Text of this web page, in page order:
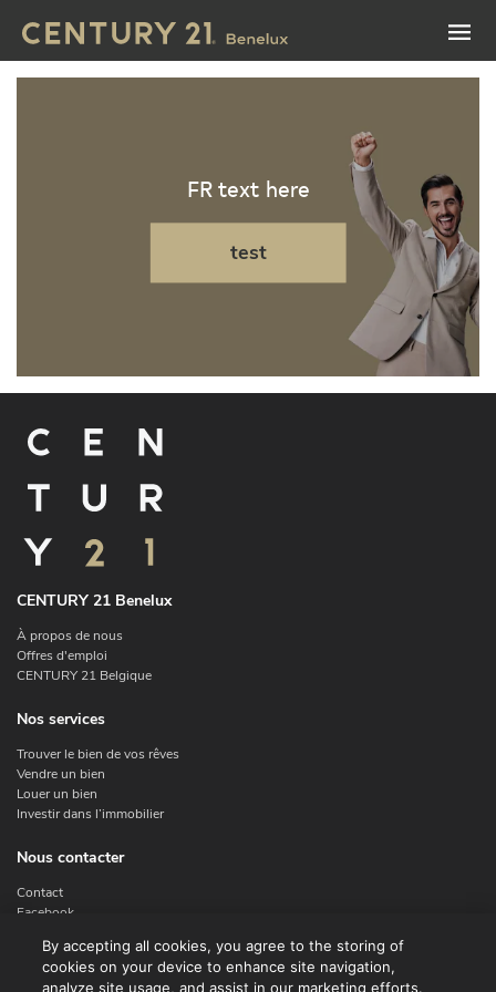
FR text here
test
CENTURY 21 Benelux
À propos de nous
Offres d'emploi
CENTURY 21 Belgique
Nos services
Trouver le bien de vos rêves
Vendre un bien
Louer un bien
Investir dans l’immobilier
Nous contacter
Contact
Facebook
Linkedin
By accepting all cookies, you agree to the storing of
cookies on your device to enhance site navigation,
analyze site usage, and assist in our marketing efforts.